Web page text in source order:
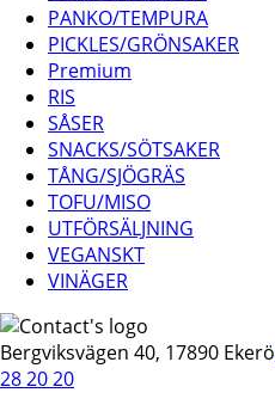
PANKO/TEMPURA
PICKLES/GRÖNSAKER
Premium
RIS
SÅSER
SNACKS/SÖTSAKER
TÅNG/SJÖGRÄS
TOFU/MISO
UTFÖRSÄLJNING
VEGANSKT
VINÄGER
Bergviksvägen 40, 17890 Ekerö
28 20 20